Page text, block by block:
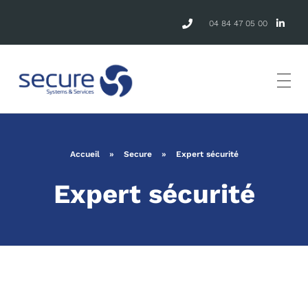
04 84 47 05 00
Accueil » Secure » Expert sécurité
Expert sécurité